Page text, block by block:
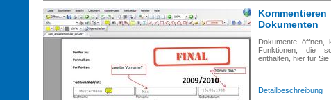
Dokumenten
Dokumente öffnen,
Funktionen, die
enthalten, hier für
Detailbeschreibung